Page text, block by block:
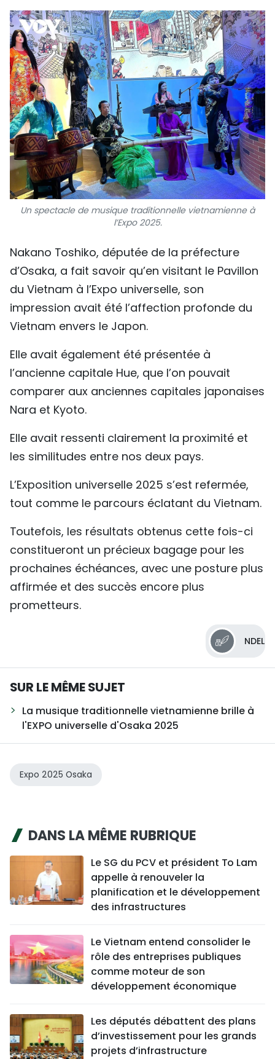
Un spectacle de musique traditionnelle vietnamienne à
l’Expo 2025.
Nakano Toshiko, députée de la préfecture
d’Osaka, a fait savoir qu’en visitant le Pavillon
du Vietnam à l’Expo universelle, son
impression avait été l’affection profonde du
Vietnam envers le Japon.
Elle avait également été présentée à
l’ancienne capitale Hue, que l’on pouvait
comparer aux anciennes capitales japonaises
Nara et Kyoto.
Elle avait ressenti clairement la proximité et
les similitudes entre nos deux pays.
L’Exposition universelle 2025 s’est refermée,
tout comme le parcours éclatant du Vietnam.
Toutefois, les résultats obtenus cette fois-ci
constitueront un précieux bagage pour les
prochaines échéances, avec une posture plus
affirmée et des succès encore plus
prometteurs.
NDEL
SUR LE MÊME SUJET
La musique traditionnelle vietnamienne brille à
l'EXPO universelle d'Osaka 2025
Expo 2025 Osaka
DANS LA MÊME RUBRIQUE
Le SG du PCV et président To Lam
appelle à renouveler la
planification et le développement
des infrastructures
Le Vietnam entend consolider le
rôle des entreprises publiques
comme moteur de son
développement économique
Les députés débattent des plans
d’investissement pour les grands
projets d’infrastructure